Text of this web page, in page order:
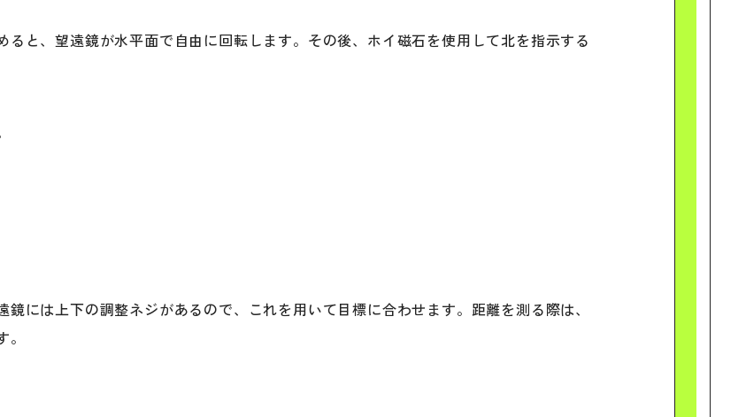
と、望遠鏡が水平面で自由に回転します。その後、ホイ磁石を使用して北を指示する
には上下の調整ネジがあるので、これを用いて目標に合わせます。距離を測る際は、